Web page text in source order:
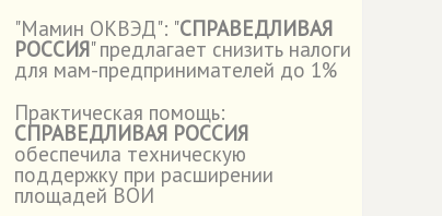
"Мамин ОКВЭД": "СПРАВЕДЛИВАЯ
РОССИЯ" предлагает снизить налоги
для мам-предпринимателей до 1%
Практическая помощь:
СПРАВЕДЛИВАЯ РОССИЯ
обеспечила техническую
поддержку при расширении
площадей ВОИ